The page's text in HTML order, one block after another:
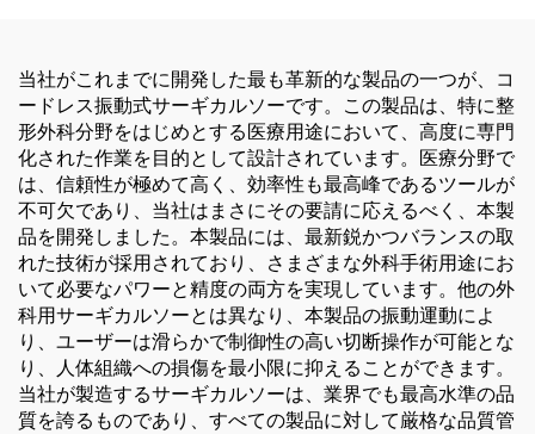
当社がこれまでに開発した最も革新的な製品の一つが、コ
ードレス振動式サーギカルソーです。この製品は、特に整
形外科分野をはじめとする医療用途において、高度に専門
化された作業を目的として設計されています。医療分野で
は、信頼性が極めて高く、効率性も最高峰であるツールが
不可欠であり、当社はまさにその要請に応えるべく、本製
品を開発しました。本製品には、最新鋭かつバランスの取
れた技術が採用されており、さまざまな外科手術用途にお
いて必要なパワーと精度の両方を実現しています。他の外
科用サーギカルソーとは異なり、本製品の振動運動によ
り、ユーザーは滑らかで制御性の高い切断操作が可能とな
り、人体組織への損傷を最小限に抑えることができます。
当社が製造するサーギカルソーは、業界でも最高水準の品
質を誇るものであり、すべての製品に対して厳格な品質管